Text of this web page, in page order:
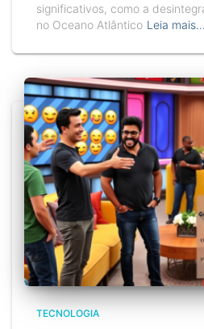
significativos, como a
no Oceano Atlântico Leia mais…
TECNOLOGIA